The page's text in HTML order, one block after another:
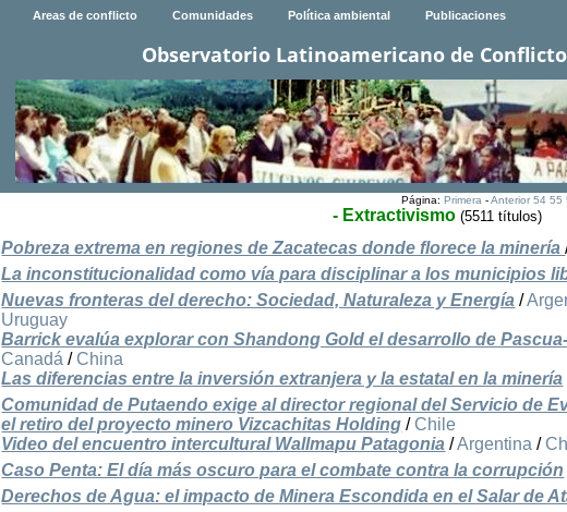
Areas de conflicto Comunidades Política ambiental Publicaciones
Observatorio Latinoamericano de
Página: Primera-Anterior 54 55
- Extractivismo (5511 títulos)
Pobreza extrema en regiones de Zacatecas donde florece la minería
La inconstitucionalidad como vía para disciplinar a los municipios
Nuevas fronteras del derecho: Sociedad, Naturaleza y Energía /
Uruguay
Barrick evalúa explorar con Shandong Gold el desarrollo de
Canadá / China
Las diferencias entre la inversión extranjera y la estatal en la minería
Comunidad de Putaendo exige al director regional del Servicio de
el retiro del proyecto minero Vizcachitas Holding / Chile
Video del encuentro intercultural Wallmapu Patagonia /Argentina /
Caso Penta: El día más oscuro para el combate contra la corrupción
Derechos de Agua: el impacto de Minera Escondida en el Salar de